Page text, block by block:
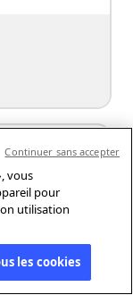
vous
pour
utilisation
les cookies
Continuer sans accepter